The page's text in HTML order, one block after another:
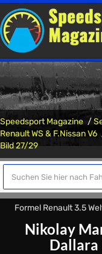
Speedsport Magazine
Renault WS & F.Nissan V6
Bild 27/29
Formel Renault 3.5
Nikolay
Dallara